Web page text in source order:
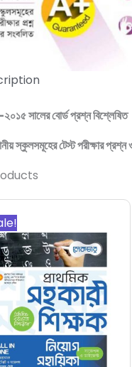
সালের বোর্ড প্রশ্ন বিশ্লেষিত
স্কুলসমূহের টেস্ট পরীক্ষার
was:
1,000.00৳.
is:
530.00৳.